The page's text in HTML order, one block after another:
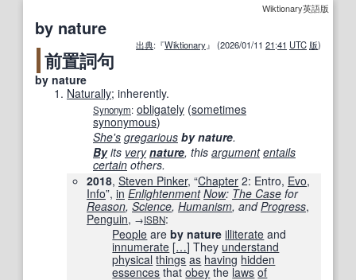
Wiktionary英語版
by nature
出典:『Wiktionary』 (2026/01/11 21:41 UTC 版)
前置詞句
by nature
Naturally; inherently.
Synonym: obligately (sometimes
synonymous)
She's gregarious by nature.
Byits very nature, this argument entails
certain others.
2018, Steven Pinker, “Chapter 2: Entro, Evo,
Info”, in Enlightenment Now: The Case for
Reason, Science, Humanism, andProgress,
Penguin, →ISBN:
People areby nature illiterate and
innumerate […] They understand
physical things as having hidden
essences thatobey thelaws of